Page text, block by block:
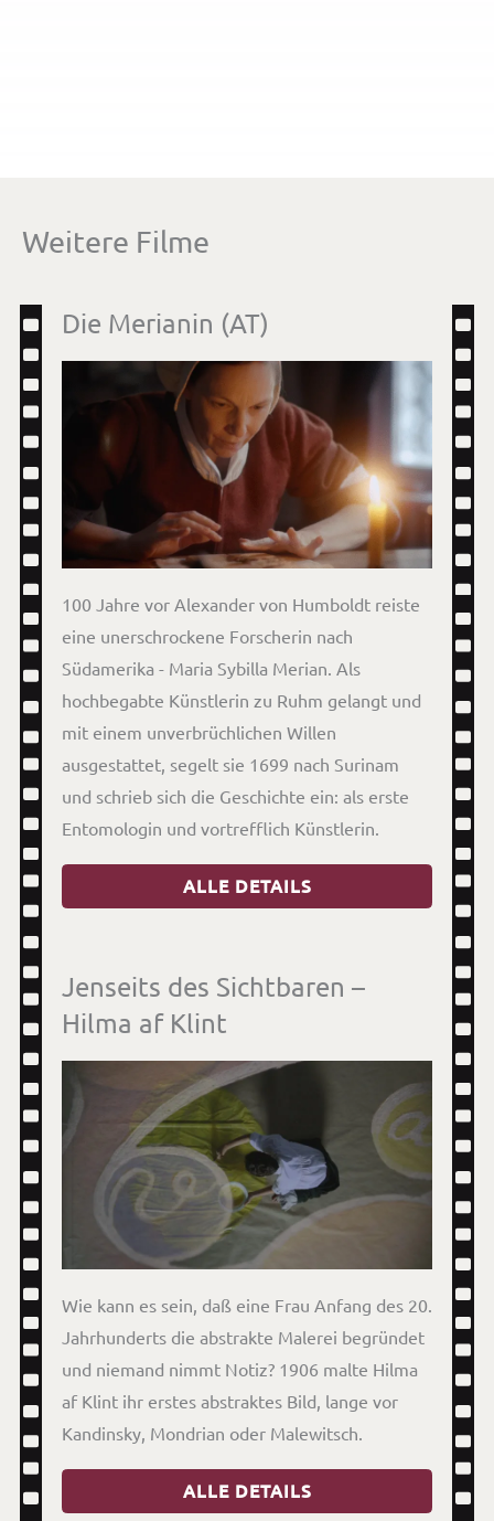
Weitere Filme
Die Merianin (AT)
100 Jahre vor Alexander von Humboldt reiste
eine unerschrockene Forscherin nach
Südamerika - Maria Sybilla Merian. Als
hochbegabte Künstlerin zu Ruhm gelangt und
mit einem unverbrüchlichen Willen
ausgestattet, segelt sie 1699 nach Surinam
und schrieb sich die Geschichte ein: als erste
Entomologin und vortrefflich Künstlerin.
ALLE DETAILS
Jenseits des Sichtbaren –
Hilma af Klint
Wie kann es sein, daß eine Frau Anfang des 20.
Jahrhunderts die abstrakte Malerei begründet
und niemand nimmt Notiz? 1906 malte Hilma
af Klint ihr erstes abstraktes Bild, lange vor
Kandinsky, Mondrian oder Malewitsch.
ALLE DETAILS